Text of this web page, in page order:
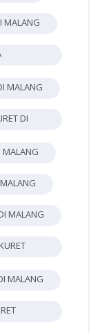
MALANG
MALANG
DI
MALANG
MALANG